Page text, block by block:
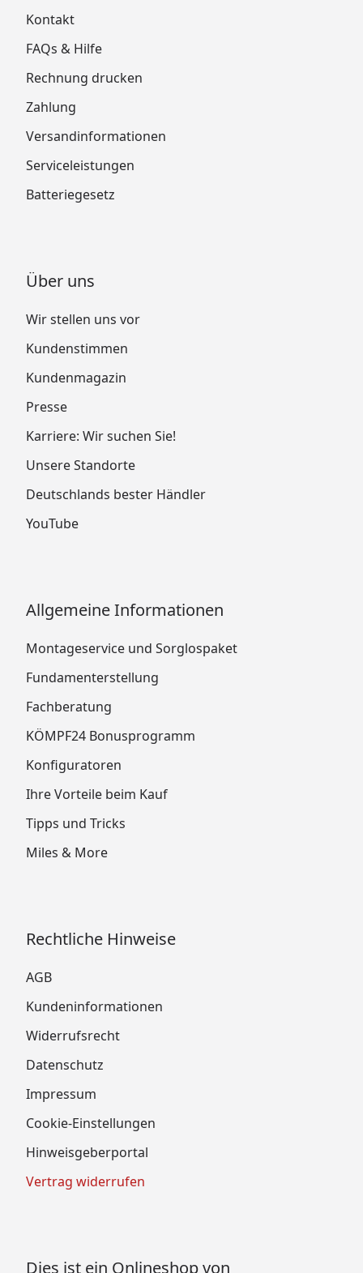
Kontakt
FAQs & Hilfe
Rechnung drucken
Zahlung
Versandinformationen
Serviceleistungen
Batteriegesetz
Über uns
Wir stellen uns vor
Kundenstimmen
Kundenmagazin
Presse
Karriere: Wir suchen Sie!
Unsere Standorte
Deutschlands bester Händler
YouTube
Allgemeine Informationen
Montageservice und Sorglospaket
Fundamenterstellung
Fachberatung
KÖMPF24 Bonusprogramm
Konfiguratoren
Ihre Vorteile beim Kauf
Tipps und Tricks
Miles & More
Rechtliche Hinweise
AGB
Kundeninformationen
Widerrufsrecht
Datenschutz
Impressum
Cookie-Einstellungen
Hinweisgeberportal
Vertrag widerrufen
Dies ist ein Onlineshop von